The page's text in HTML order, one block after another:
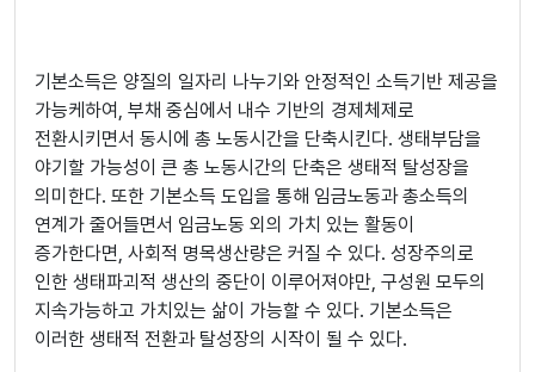
기본소득은 양질의 일자리 나누기와 안정적인 소득기반 제공을
가능케하여, 부채 중심에서 내수 기반의 경제체제로
전환시키면서 동시에 총 노동시간을 단축시킨다. 생태부담을
야기할 가능성이 큰 총 노동시간의 단축은 생태적 탈성장을
의미한다. 또한 기본소득 도입을 통해 임금노동과 총소득의
연계가 줄어들면서 임금노동 외의 가치 있는 활동이
증가한다면, 사회적 명목생산량은 커질 수 있다. 성장주의로
인한 생태파괴적 생산의 중단이 이루어져야만, 구성원 모두의
지속가능하고 가치있는 삶이 가능할 수 있다. 기본소득은
이러한 생태적 전환과 탈성장의 시작이 될 수 있다.